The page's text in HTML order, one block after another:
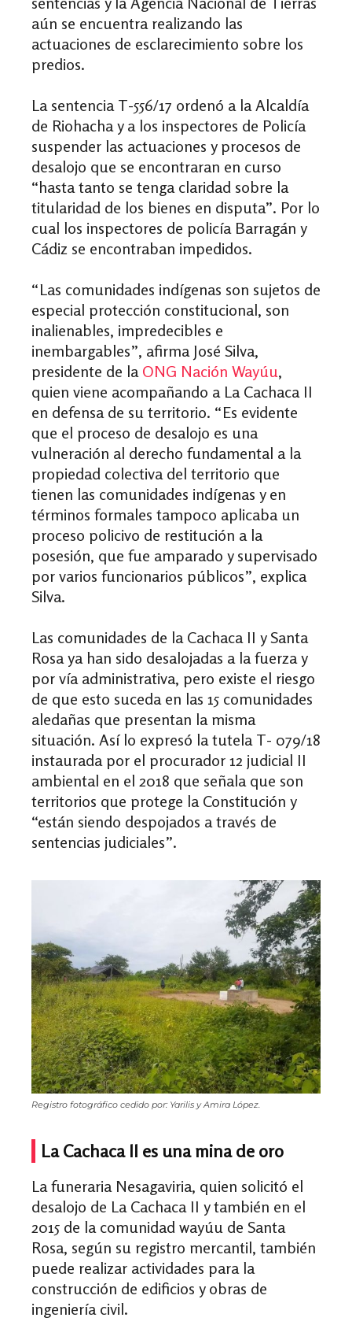
aún se encuentra realizando las
actuaciones de esclarecimiento sobre los
predios.
La sentencia T-556/17 ordenó a la Alcaldía
de Riohacha y a los inspectores de Policía
suspender las actuaciones y procesos de
desalojo que se encontraran en curso
“hasta tanto se tenga claridad sobre la
titularidad de los bienes en disputa”. Por lo
cual los inspectores de policía Barragán y
Cádiz se encontraban impedidos.
“Las comunidades indígenas son sujetos de
especial protección constitucional, son
inalienables, impredecibles e
inembargables”, afirma José Silva,
presidente de la ONG Nación Wayúu,
quien viene acompañando a La Cachaca II
en defensa de su territorio. “Es evidente
que el proceso de desalojo es una
vulneración al derecho fundamental a la
propiedad colectiva del territorio que
tienen las comunidades indígenas y en
términos formales tampoco aplicaba un
proceso policivo de restitución a la
posesión, que fue amparado y supervisado
por varios funcionarios públicos”, explica
Silva.
Las comunidades de la Cachaca II y Santa
Rosa ya han sido desalojadas a la fuerza y
por vía administrativa, pero existe el riesgo
de que esto suceda en las 15 comunidades
aledañas que presentan la misma
situación. Así lo expresó la tutela T- 079/18
instaurada por el procurador 12 judicial II
ambiental en el 2018 que señala que son
territorios que protege la Constitución y
“están siendo despojados a través de
sentencias judiciales”.
Registro fotográfico cedido por: Yarilis y Amira López.
La Cachaca II es una mina de oro
La funeraria Nesagaviria, quien solicitó el
desalojo de La Cachaca II y también en el
2015 de la comunidad wayúu de Santa
Rosa, según su registro mercantil, también
puede realizar actividades para la
construcción de edificios y obras de
ingeniería civil.